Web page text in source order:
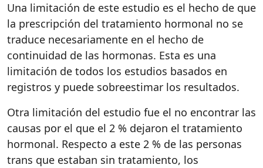
Una limitación de este estudio es el hecho de que
la prescripción del tratamiento hormonal no se
traduce necesariamente en el hecho de
continuidad de las hormonas. Esta es una
limitación de todos los estudios basados en
registros y puede sobreestimar los resultados.
Otra limitación del estudio fue el no encontrar las
causas por el que el 2 % dejaron el tratamiento
hormonal. Respecto a este 2 % de las personas
trans que estaban sin tratamiento, los